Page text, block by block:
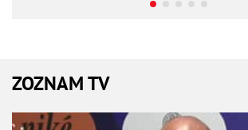
ZOZNAM TV